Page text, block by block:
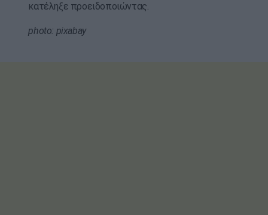
κατέληξε προειδοποιώντας.
photo: pixabay